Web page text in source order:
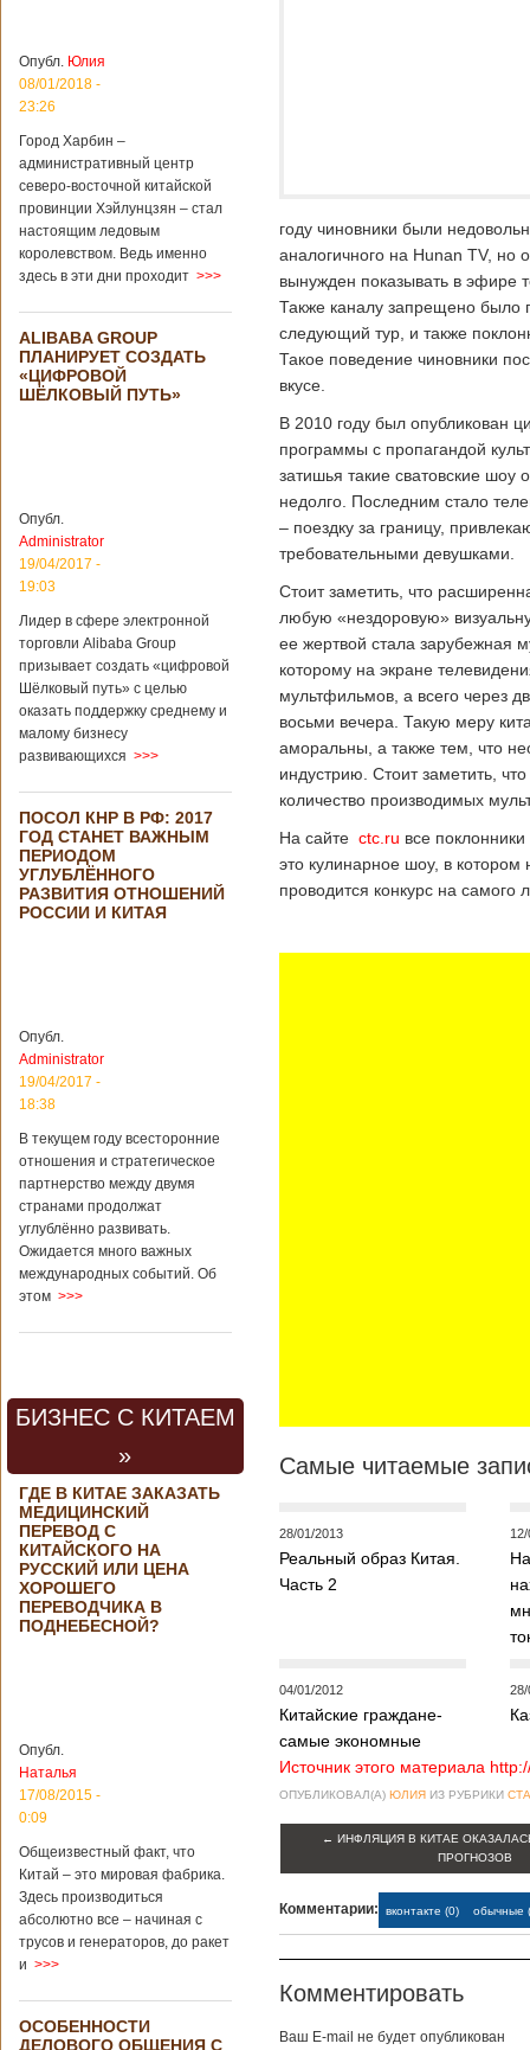
04/02/2020 - 15:45
Третий год
подряд Китай
становится
крупным
торговым
партнером
Германии
Как
свидетельствуют
данные, которые
Федеральным
статистическим
ведомством
Германии, в 2018
уже третий год
подряд. Объем
торговли между
Германией и
199,3 миллиарда
евро. Как
свидетельствуют
опубликованные
году размер
импорта из Китая
Подробнее...
21/02/2019 - 22:30
Китай и Россия
собираются
разрабатывать
тяжелый
вертолет
планируется
подписание
контракта на
разработку
вертолета. Такое
заявление сделала
региональной
политике и
международному
сотрудничеству
государственной
корпорации
Кладов
аэрокосмической
выставки Aero
Бангалоре в
Индии. Контракт
между Китаем и
Россией на
разработку,
Подробнее...
Опубликовано
21/02/2019 - 22:26
В Китае найден
древний
Китайским
археологам
обнаружить
крупнейший рудник
по добыче бирюзы
на территории
Уйгурского
автономного
Китая. Об этом
Опубл. Юлия
08/01/2018 -
23:26
Город Харбин –
административный центр
северо-восточной китайской
провинции Хэйлунцзян – стал
настоящим ледовым
королевством. Ведь именно
здесь в эти дни проходит >>>
ALIBABA GROUP
ПЛАНИРУЕТ СОЗДАТЬ
«ЦИФРОВОЙ
ШЁЛКОВЫЙ ПУТЬ»
Опубл.
Administrator
19/04/2017 -
19:03
Лидер в сфере электронной
торговли Alibaba Group
призывает создать «цифровой
Шёлковый путь» с целью
оказать поддержку среднему и
малому бизнесу
развивающихся >>>
ПОСОЛ КНР В РФ: 2017
ГОД СТАНЕТ ВАЖНЫМ
ПЕРИОДОМ
УГЛУБЛЁННОГО
РАЗВИТИЯ ОТНОШЕНИЙ
РОССИИ И КИТАЯ
Опубл.
Administrator
19/04/2017 -
18:38
В текущем году всесторонние
отношения и стратегическое
партнерство между двумя
странами продолжат
углублённо развивать.
Ожидается много важных
международных событий. Об
этом >>>
БИЗНЕС С КИТАЕМ
»
ГДЕ В КИТАЕ ЗАКАЗАТЬ
МЕДИЦИНСКИЙ
ПЕРЕВОД С
КИТАЙСКОГО НА
РУССКИЙ ИЛИ ЦЕНА
ХОРОШЕГО
ПЕРЕВОДЧИКА В
ПОДНЕБЕСНОЙ?
Опубл.
Наталья
17/08/2015 -
0:09
Общеизвестный факт, что
Китай – это мировая фабрика.
Здесь производиться
абсолютно все – начиная с
трусов и генераторов, до ракет
и >>>
ОСОБЕННОСТИ
ДЕЛОВОГО ОБЩЕНИЯ С
году чиновники были
аналогичного на Hunan TV, но
вынужден показывать в эфире
Также каналу запрещено было
следующий тур, и также
Такое поведение чиновники
вкусе.
В 2010 году был опубликован
программы с пропагандой
затишья такие сватовские шоу
недолго. Последним стало
– поездку за границу,
требовательными девушками.
Стоит заметить, что
любую «нездоровую»
ее жертвой стала зарубежная
которому на экране
мультфильмов, а всего через
восьми вечера. Такую меру
аморальны, а также тем, что
индустрию. Стоит заметить,
количество производимых
На сайте ctc.ru все
это кулинарное шоу, в
проводится конкурс на самого
Самые читаемые
28/01/2013
Реальный образ Китая.
Часть 2
04/01/2012
Китайские граждане-
самые экономные
28/
Источник этого материала
ОПУБЛИКОВАЛ(А) ЮЛИЯ ИЗ РУБРИКИ
← ИНФЛЯЦИЯ В КИТАЕ
ПРОГНОЗОВ
Комментарии: вконтакте (0) обычные
Комментировать
Baш E-mail не будет опубликован